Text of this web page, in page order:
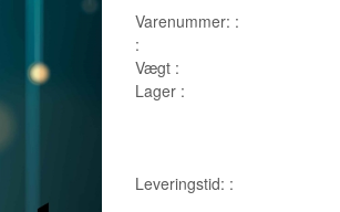
Varenummer: :
:
Vægt :
Lager :
Leveringstid: :